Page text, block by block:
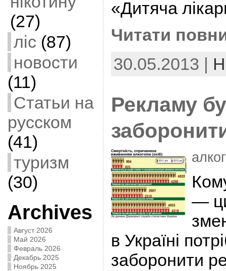
(27)
ліс (87)
новости
(11)
Статьи на
русском
(41)
туризм
(30)
Archives
Август 2026
Май 2026
Февраль 2026
Декабрь 2025
Ноябрь 2025
«Дитяча
Читати
30.05.2013 |
Рекламу
—
в Україні
заборонити